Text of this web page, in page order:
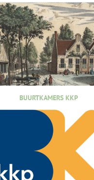
BUURTKAMERS KKP